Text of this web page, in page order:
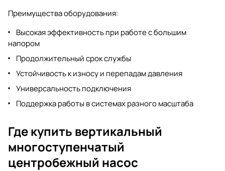
Преимущества оборудования:
Высокая эффективность при работе с большим
напором
Продолжительный срок службы
Устойчивость к износу и перепадам давления
Универсальность подключения
Поддержка работы в системах разного масштаба
Где купить вертикальный
многоступенчатый
центробежный насос